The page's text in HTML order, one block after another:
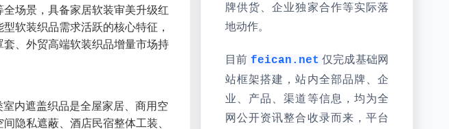
场景，具备家居软装审美升级红
软装织品需求活跃的核心特征，
、外贸高端软装织品增量市场持
室内遮盖织品是全屋家居、商用空
隐私遮蔽、酒店民宿整体工装、
牌供货、企业独家合作等实际落
地动作。
目前 feican.net 仅完成基础网
站框架搭建，站内全部品牌、企
业、产品、渠道等信息，均为全
网公开资讯整合收录而来，平台